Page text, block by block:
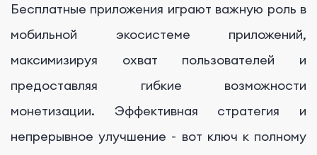
Бесплатные приложения играют важную роль в
мобильной экосистеме приложений,
максимизируя охват пользователей и
предоставляя гибкие возможности
монетизации. Эффективная стратегия и
непрерывное улучшение - вот ключ к полному